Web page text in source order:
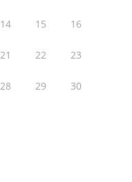
14 15 16
21 22 23
28 29 30